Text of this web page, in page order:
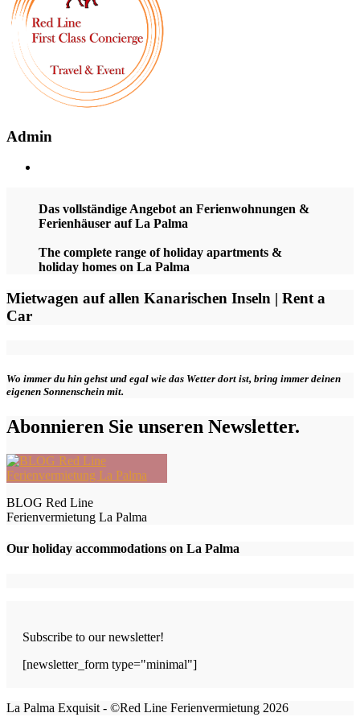
Admin
Das vollständige Angebot an Ferienwohnungen &
Ferienhäuser auf La Palma
The complete range of holiday apartments &
holiday homes on La Palma
Mietwagen auf allen Kanarischen Inseln | Rent a
Car
Wo immer du hin gehst und egal wie das Wetter dort ist, bring immer deinen
eigenen Sonnenschein mit.
Abonnieren Sie unseren Newsletter.
BLOG Red Line
Ferienvermietung La Palma
Our holiday accommodations on La Palma
Subscribe to our newsletter!
[newsletter_form type="minimal"]
La Palma Exquisit - ©Red Line Ferienvermietung 2026